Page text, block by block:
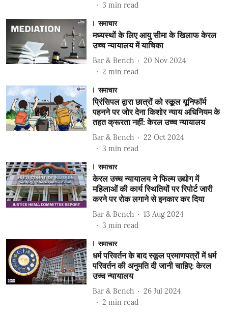
3 min read
समाचार
मध्यस्थों के लिए आयु सीमा के खिलाफ केरल
उच्च न्यायालय में याचिका
Bar & Bench
20 Nov 2024
2 min read
समाचार
प्रिंसिपल द्वारा छात्रों को स्कूल यूनिफॉर्म
पहनने पर जोर देना किशोर न्याय अधिनियम के
तहत क्रूरता नहीं: केरल उच्च न्यायालय
Bar & Bench
22 Oct 2024
3 min read
समाचार
केरल उच्च न्यायालय ने फिल्म उद्योग में
महिलाओं की कार्य स्थितियों पर रिपोर्ट जारी
करने पर रोक लगाने से इनकार कर दिया
Bar & Bench
13 Aug 2024
3 min read
समाचार
धर्म परिवर्तन के बाद स्कूल प्रमाणपत्रों में धर्म
परिवर्तन की अनुमति दी जानी चाहिए: केरल
उच्च न्यायालय
Bar & Bench
26 Jul 2024
2 min read